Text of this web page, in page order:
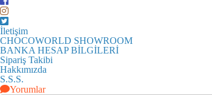
İletişim
CHOCOWORLD SHOWROOM
BANKA HESAP BİLGİLERİ
Sipariş Takibi
Hakkımızda
S.S.S.
Yorumlar